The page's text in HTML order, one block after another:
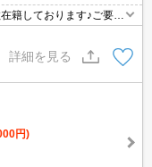
籍しております♪ご要望
用クレジット支払可
一度も来店せずとも問
る物件も全てご紹介可
けください★南向きで
詳細を見る
円)